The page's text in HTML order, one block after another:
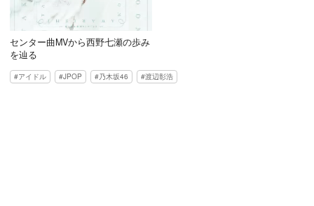
センター曲MVから西野七瀬の歩み
を辿る
アイドル JPOP 乃木坂46 渡辺彰浩